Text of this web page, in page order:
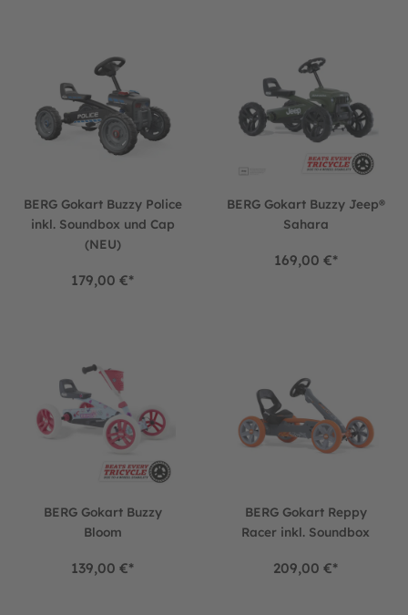
BERG Gokart Buzzy Police
inkl. Soundbox und Cap
(NEU)
179,00 €*
BERG Gokart Buzzy Jeep®
Sahara
169,00 €*
BERG Gokart Buzzy
Bloom
139,00 €*
BERG Gokart Reppy
Racer inkl. Soundbox
209,00 €*